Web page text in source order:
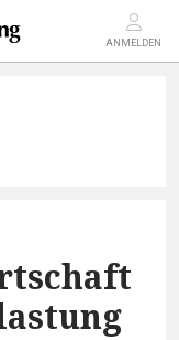
ANMELDEN